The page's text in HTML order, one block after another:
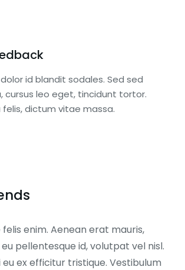
id blandit sodales. Sed sed
cursus leo eget, tincidunt tortor.
felis, dictum vitae massa.
felis enim. Aenean erat mauris,
pellentesque id, volutpat vel nisl.
eu ex efficitur tristique. Vestibulum